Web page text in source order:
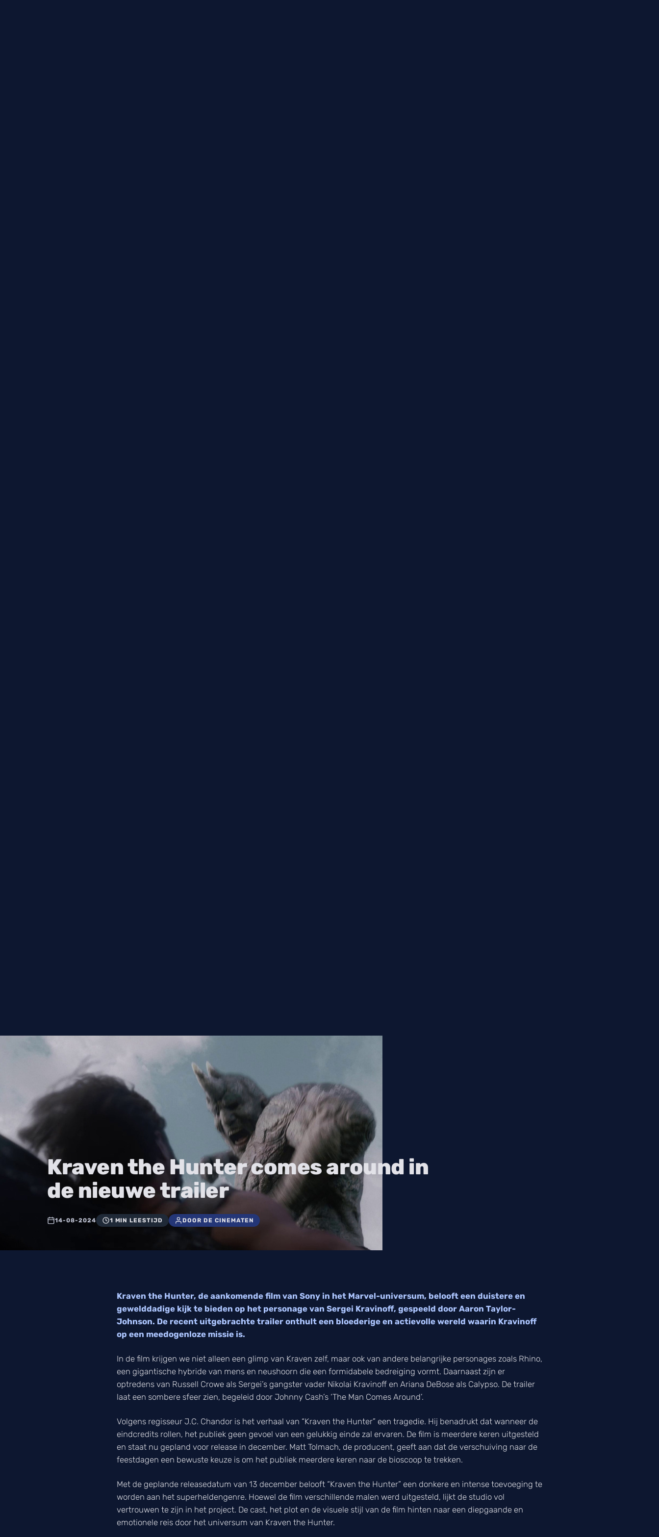
Kraven the Hunter comes around in
de nieuwe trailer
14-08-2024 1 MIN LEESTIJD DOOR DE CINEMATEN
Kraven the Hunter, de aankomende film van Sony in het Marvel-universum, belooft een duistere en
gewelddadige kijk te bieden op het personage van Sergei Kravinoff, gespeeld door Aaron Taylor-
Johnson. De recent uitgebrachte trailer onthult een bloederige en actievolle wereld waarin Kravinoff
op een meedogenloze missie is.
In de film krijgen we niet alleen een glimp van Kraven zelf, maar ook van andere belangrijke personages zoals Rhino,
een gigantische hybride van mens en neushoorn die een formidabele bedreiging vormt. Daarnaast zijn er
optredens van Russell Crowe als Sergei’s gangster vader Nikolai Kravinoff en Ariana DeBose als Calypso. De trailer
laat een sombere sfeer zien, begeleid door Johnny Cash’s ‘The Man Comes Around’.
Volgens regisseur J.C. Chandor is het verhaal van “Kraven the Hunter” een tragedie. Hij benadrukt dat wanneer de
eindcredits rollen, het publiek geen gevoel van een gelukkig einde zal ervaren. De film is meerdere keren uitgesteld
en staat nu gepland voor release in december. Matt Tolmach, de producent, geeft aan dat de verschuiving naar de
feestdagen een bewuste keuze is om het publiek meerdere keren naar de bioscoop te trekken.
Met de geplande releasedatum van 13 december belooft “Kraven the Hunter” een donkere en intense toevoeging te
worden aan het superheldengenre. Hoewel de film verschillende malen werd uitgesteld, lijkt de studio vol
vertrouwen te zijn in het project. De cast, het plot en de visuele stijl van de film hinten naar een diepgaande en
emotionele reis door het universum van Kraven the Hunter.